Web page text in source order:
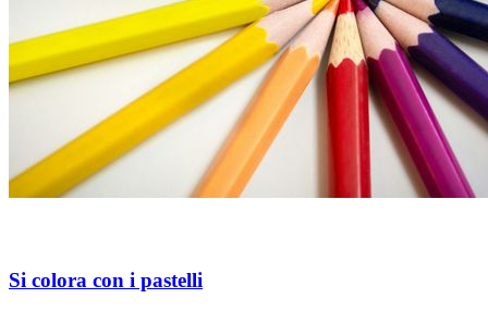
Si colora con i pastelli